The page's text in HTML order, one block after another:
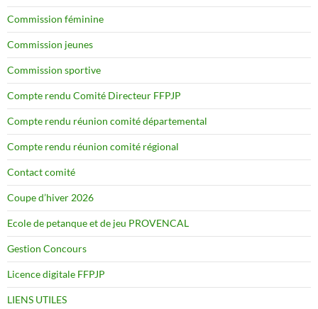
Commission féminine
Commission jeunes
Commission sportive
Compte rendu Comité Directeur FFPJP
Compte rendu réunion comité départemental
Compte rendu réunion comité régional
Contact comité
Coupe d’hiver 2026
Ecole de petanque et de jeu PROVENCAL
Gestion Concours
Licence digitale FFPJP
LIENS UTILES